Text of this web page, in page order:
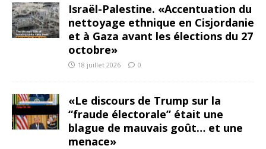
Israël-Palestine. «Accentuation du
nettoyage ethnique en Cisjordanie
et à Gaza avant les élections du 27
octobre»
18 juillet 2026 0
«Le discours de Trump sur la
“fraude électorale” était une
blague de mauvais goût… et une
menace»